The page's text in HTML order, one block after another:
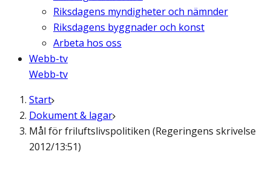
Riksdagens myndigheter och nämnder
Riksdagens byggnader och konst
Arbeta hos oss
Webb-tv
Webb-tv
Start
Dokument & lagar
Mål för friluftslivspolitiken (Regeringens skrivelse
2012/13:51)